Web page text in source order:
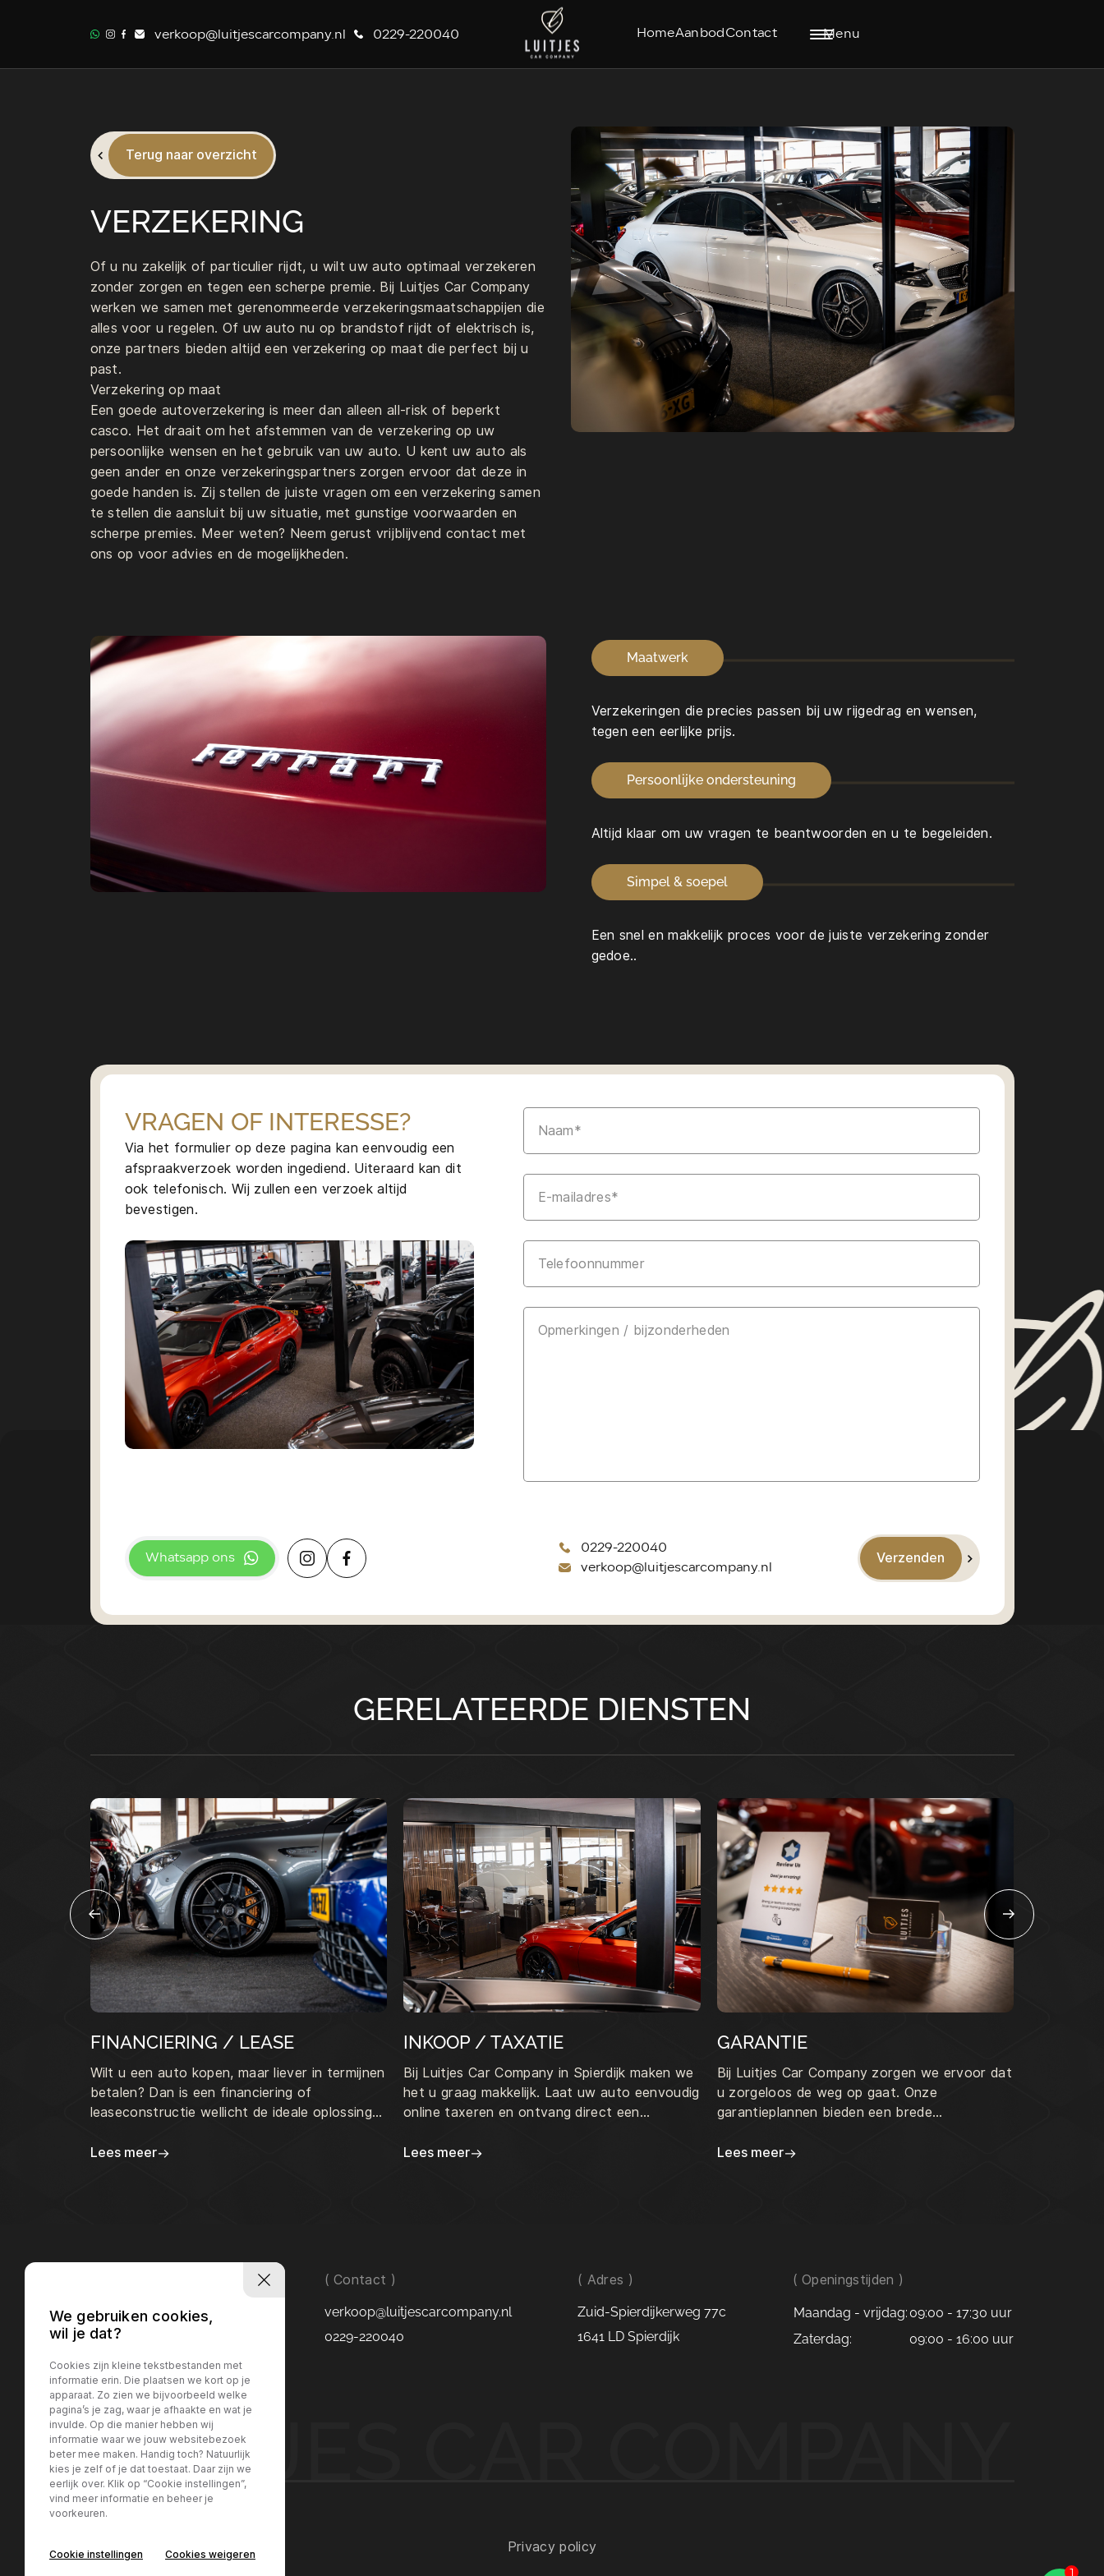
verkoop@luitjescarcompany.nl 0229-220040 HomeAanbod Contact Menu
AANBOD
DIENSTEN
WERKPLAATS
VACATURES
OVER ONS
VERKOCHT
CONTACT: VERKOOP@LUITJESCARCOMPANY.NL
1
Terug naar overzicht
VERZEKERING
Of u nu zakelijk of particulier rijdt, u wilt uw auto optimaal verzekeren
zonder zorgen en tegen een scherpe premie. Bij Luitjes Car Company
werken we samen met gerenommeerde verzekeringsmaatschappijen die
alles voor u regelen. Of uw auto nu op brandstof rijdt of elektrisch is,
onze partners bieden altijd een verzekering op maat die perfect bij u
past.
Verzekering op maat
Een goede autoverzekering is meer dan alleen all-risk of beperkt
casco. Het draait om het afstemmen van de verzekering op uw
persoonlijke wensen en het gebruik van uw auto. U kent uw auto als
geen ander en onze verzekeringspartners zorgen ervoor dat deze in
goede handen is. Zij stellen de juiste vragen om een verzekering samen
te stellen die aansluit bij uw situatie, met gunstige voorwaarden en
scherpe premies. Meer weten? Neem gerust vrijblijvend contact met
ons op voor advies en de mogelijkheden.
Maatwerk
Verzekeringen die precies passen bij uw rijgedrag en wensen,
tegen een eerlijke prijs.
Persoonlijke ondersteuning
Altijd klaar om uw vragen te beantwoorden en u te begeleiden.
Simpel & soepel
Een snel en makkelijk proces voor de juiste verzekering zonder
gedoe..
VRAGEN OF INTERESSE?
Via het formulier op deze pagina kan eenvoudig een
afspraakverzoek worden ingediend. Uiteraard kan dit
ook telefonisch. Wij zullen een verzoek altijd
bevestigen.
Whatsapp ons
0229-220040
verkoop@luitjescarcompany.nl
Verzenden
GERELATEERDE DIENSTEN
FINANCIERING / LEASE
Wilt u een auto kopen, maar liever in termijnen
betalen? Dan is een financiering of
leaseconstructie wellicht de ideale oplossing
Lees meer
INKOOP / TAXATIE
Bij Luitjes Car Company in Spierdijk maken we
het u graag makkelijk. Laat uw auto eenvoudig
online taxeren en ontvang direct een
Lees meer
GARANTIE
Bij Luitjes Car Company zorgen we ervoor dat
u zorgeloos de weg op gaat. Onze
garantieplannen bieden een brede
elektrische defecten, zodat onverwachte
Lees meer
( Contact )
verkoop@luitjescarcompany.nl
0229-220040
( Adres )
Zuid-Spierdijkerweg 77c
1641 LD Spierdijk
( Openingstijden )
Maandag - vrijdag: 09:00 - 17:30 uur
Zaterdag:
09:00 - 16:00 uur
LUITJES CAR COMPANY
Privacy policy
We gebruiken cookies,
wil je dat?
Cookies zijn kleine tekstbestanden met
informatie erin. Die plaatsen we kort op je
apparaat. Zo zien we bijvoorbeeld welke
pagina’s je zag, waar je afhaakte en wat je
invulde. Op die manier hebben wij
informatie waar we jouw websitebezoek
beter mee maken. Handig toch? Natuurlijk
kies je zelf of je dat toestaat. Daar zijn we
eerlijk over. Klik op “Cookie instellingen”,
vind meer informatie en beheer je
voorkeuren.
Cookie instellingen Cookies weigeren